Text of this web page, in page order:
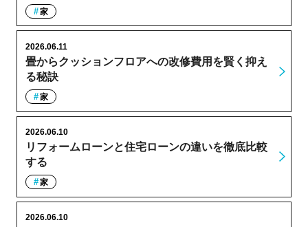
家
畳からクッションフロアへの改修費用を賢く抑え
る秘訣
2026.06.11
家
リフォームローンと住宅ローンの違いを徹底比較
する
2026.06.10
家
2026.06.10